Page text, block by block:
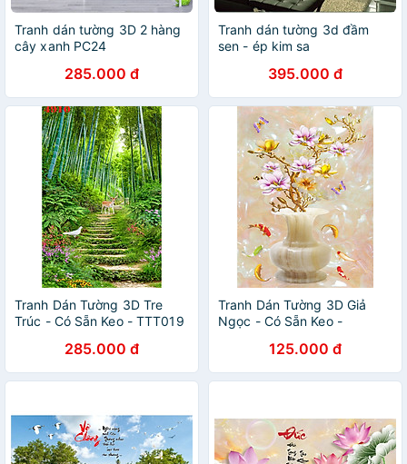
Tranh dán tường 3D 2 hàng
cây xanh PC24
285.000 đ
Tranh dán tường 3d đầm
sen - ép kim sa
395.000 đ
Tranh Dán Tường 3D Tre
Trúc - Có Sẵn Keo - TTT019
285.000 đ
Tranh Dán Tường 3D Giả
Ngọc - Có Sẵn Keo -
125.000 đ